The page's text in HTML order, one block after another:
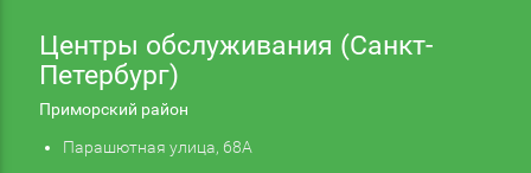
Центры обслуживания (Санкт-
Петербург)
Приморский район
Парашютная улица, 68А